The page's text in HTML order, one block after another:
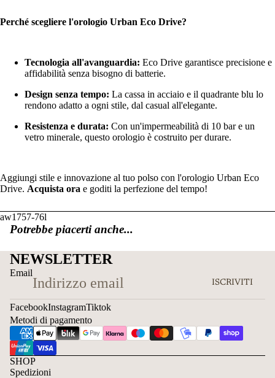
Perché scegliere l'orologio Urban Eco Drive?
Tecnologia all'avanguardia: Eco Drive garantisce precisione e
affidabilità senza bisogno di batterie.
Design senza tempo: La cassa in acciaio e il quadrante blu lo
rendono adatto a ogni stile, dal casual all'elegante.
Resistenza e durata: Con un'impermeabilità di 10 bar e un
vetro minerale, questo orologio è costruito per durare.
Aggiungi stile e innovazione al tuo polso con l'orologio Urban Eco
Drive. Acquista ora e goditi la perfezione del tempo!
aw1757-76l
Potrebbe piacerti anche...
NEWSLETTER
Email
ISCRIVITI
FacebookInstagramTiktok
Metodi di pagamento
SHOP
Spedizioni